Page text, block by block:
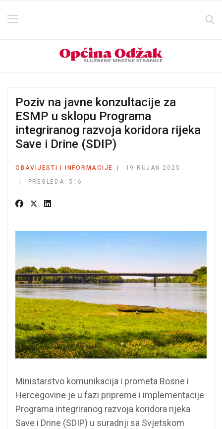
Poziv na javne konzultacije za
ESMP u sklopu Programa
integriranog razvoja koridora rijeka
Save i Drine (SDIP)
OBAVIJESTI I INFORMACIJE
19 RUJAN 2025
PREGLEDA: 516
Ministarstvo komunikacija i prometa Bosne i
Hercegovine je u fazi pripreme i implementacije
Programa integriranog razvoja koridora rijeka
Save i Drine (SDIP) u suradnji sa Svjetskom